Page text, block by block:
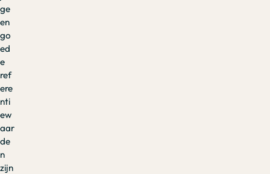
ge
en
go
ed
e
ref
ere
nti
ew
aar
de
n
zijn